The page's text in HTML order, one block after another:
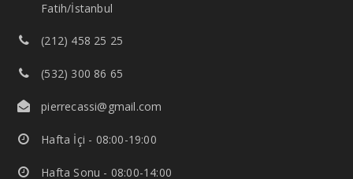
Fatih/İstanbul
(212) 458 25 25
(532) 300 86 65
pierrecassi@gmail.com
Hafta İçi - 08:00-19:00
Hafta Sonu - 08:00-14:00